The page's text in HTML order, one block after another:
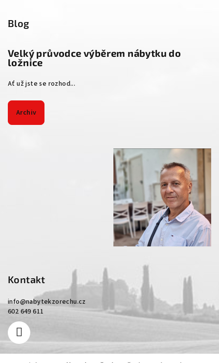
Blog
Velký průvodce výběrem nábytku do
ložnice
Ať už jste se rozhod...
Archiv
Kontakt
info@nabytekzorechu.cz
602 649 611